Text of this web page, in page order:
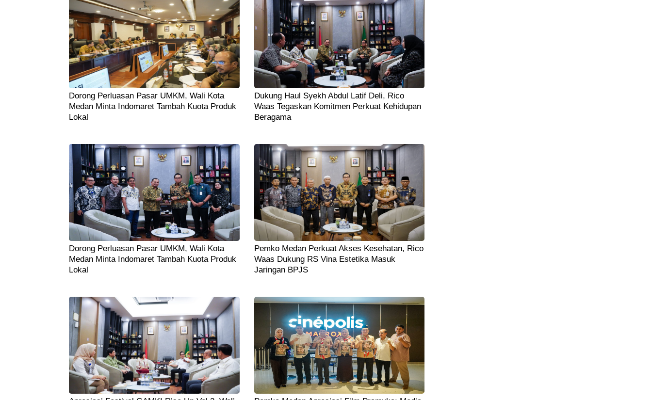
Dorong Perluasan Pasar UMKM, Wali Kota
Medan Minta Indomaret Tambah Kuota Produk
Lokal
Dukung Haul Syekh Abdul Latif Deli, Rico
Waas Tegaskan Komitmen Perkuat Kehidupan
Beragama
Dorong Perluasan Pasar UMKM, Wali Kota
Medan Minta Indomaret Tambah Kuota Produk
Lokal
Pemko Medan Perkuat Akses Kesehatan, Rico
Waas Dukung RS Vina Estetika Masuk
Jaringan BPJS